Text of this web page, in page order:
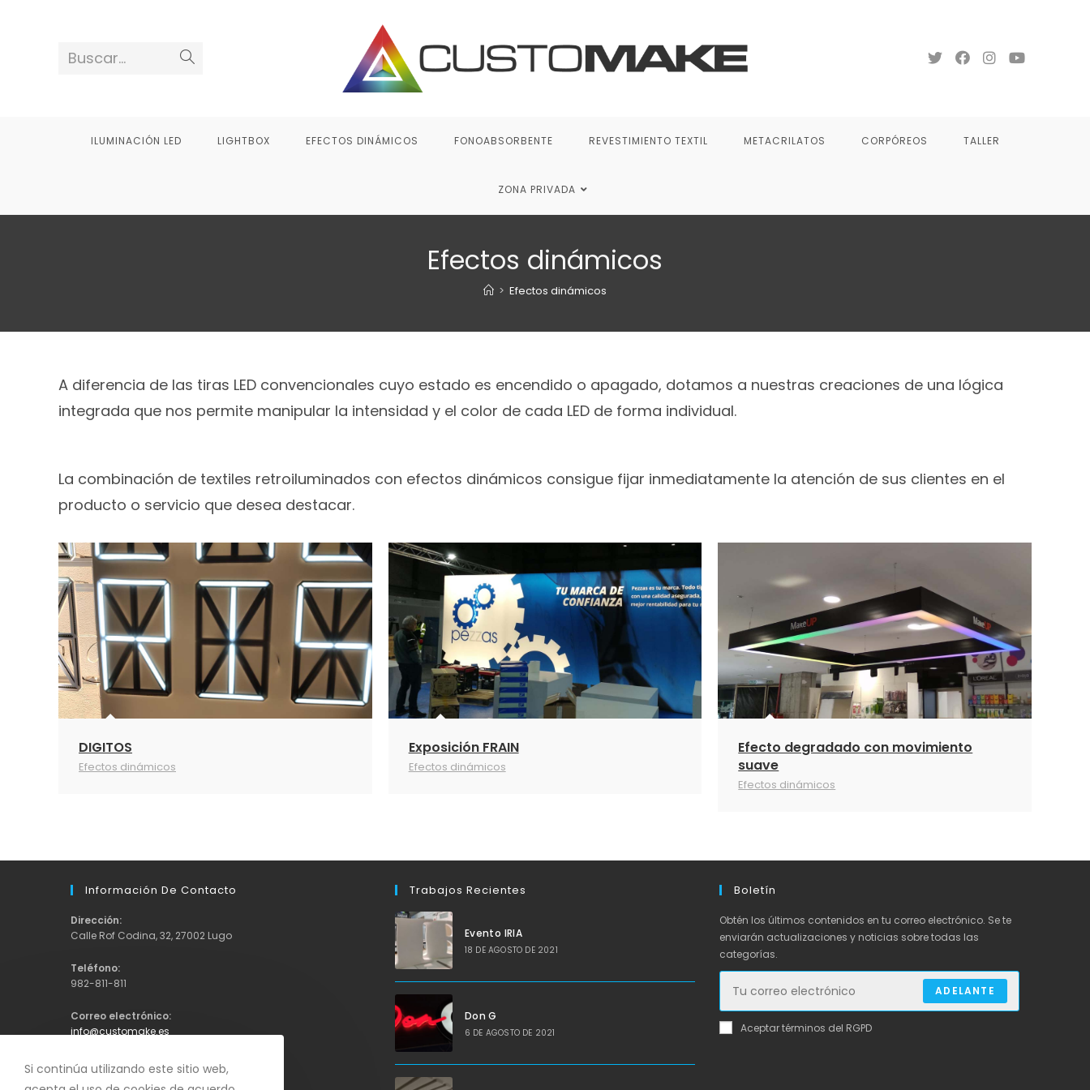
Buscar...
ILUMINACIÓN LED LIGHTBOX EFECTOS DINÁMICOS FONOABSORBENTE REVESTIMIENTO TEXTIL METACRILATOS CORPÓREOS TALLER
ZONA PRIVADA
Efectos dinámicos
> Efectos dinámicos
A diferencia de las tiras LED convencionales cuyo estado es encendido o apagado, dotamos a nuestras creaciones de una lógica
integrada que nos permite manipular la intensidad y el color de cada LED de forma individual.
La combinación de textiles retroiluminados con efectos dinámicos consigue fijar inmediatamente la atención de sus clientes en el
producto o servicio que desea destacar.
DIGITOS
Efectos dinámicos
Exposición FRAIN
Efectos dinámicos
Efecto degradado con movimiento
suave
Efectos dinámicos
Información De Contacto
Dirección:
Calle Rof Codina, 32, 27002 Lugo
Teléfono:
982-811-811
Correo electrónico:
info@customake.esSe
tu
Trabajos Recientes
Evento IRIA
18 DE AGOSTO DE 2021
Don G
6 DE AGOSTO DE 2021
Boletín
Obtén los últimos contenidos en tu correo electrónico. Se te
enviarán actualizaciones y noticias sobre todas las
categorías.
ADELANTE
Aceptar términos del RGPD
Si continúa utilizando este sitio web,